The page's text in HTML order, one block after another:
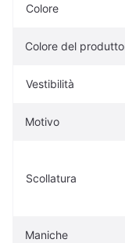
Colore
Colore del
Vestibilità
Motivo
Scollatura
Maniche